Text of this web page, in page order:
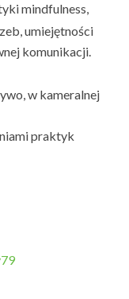
mindfulness,
umiejętności
komunikacji.
w kameralnej
praktyk